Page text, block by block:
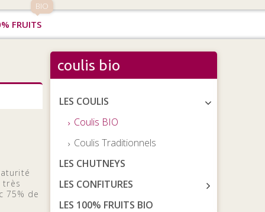
BIO
FRUITS
très
75% de
coulis bio
LES COULIS
Coulis BIO
Coulis Traditionnels
LES CHUTNEYS
LES CONFITURES
LES 100% FRUITS BIO